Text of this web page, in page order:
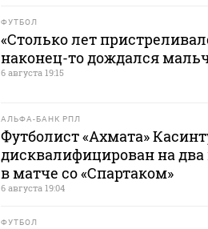
ФУТБОЛ
«Столько лет
наконец-то дождался
6 августа 19:15
АЛЬФА-БАНК РПЛ
Футболист «Ахмата»
дисквалифицирован на два
в матче со «Спартаком»
6 августа 19:04
ФУТБОЛ